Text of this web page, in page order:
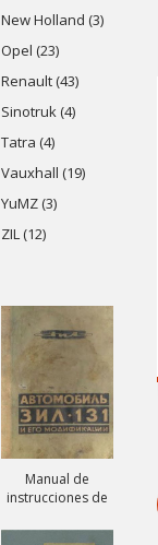
New Holland (3)
Opel (23)
Renault (43)
Sinotruk (4)
Tatra (4)
Vauxhall (19)
YuMZ (3)
ZIL (12)
Manual de
instrucciones de
ZIL-131A y ZIL-